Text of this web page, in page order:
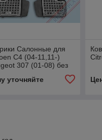
Салонные для
C4 (04-11,11-)
307 (01-08) без
уточняйте